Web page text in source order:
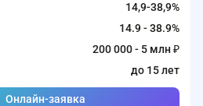
14,9-38,9%
14.9 - 38.9%
200 000 - 5 млн ₽
до 15 лет
Онлайн-заявка